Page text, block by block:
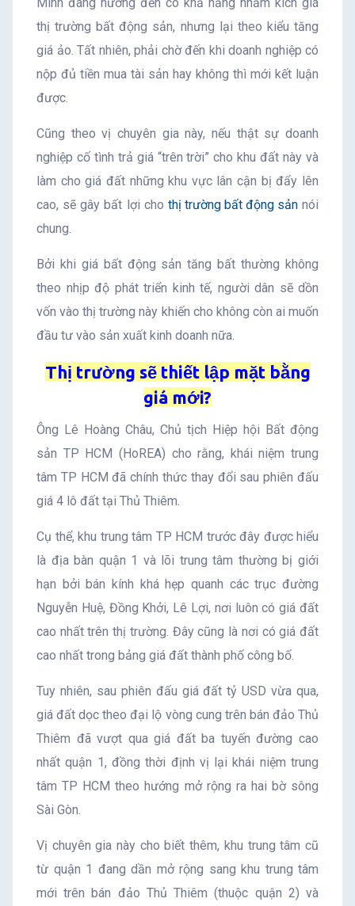
Minh đang hướng đến có khả năng nhằm kích giá
thị trường bất động sản, nhưng lại theo kiểu tăng
giá ảo. Tất nhiên, phải chờ đến khi doanh nghiệp có
nộp đủ tiền mua tài sản hay không thì mới kết luận
được.
Cũng theo vị chuyên gia này, nếu thật sự doanh
nghiệp cố tình trả giá “trên trời” cho khu đất này và
làm cho giá đất những khu vực lân cận bị đẩy lên
cao, sẽ gây bất lợi cho thị trường bất động sảnnói
chung.
Bởi khi giá bất động sản tăng bất thường không
theo nhịp độ phát triển kinh tế, người dân sẽ dồn
vốn vào thị trường này khiến cho không còn ai muốn
đầu tư vào sản xuất kinh doanh nữa.
Thị trường sẽ thiết lập mặt bằng
giá mới?
Ông Lê Hoàng Châu, Chủ tịch Hiệp hội Bất động
sản TP HCM (HoREA) cho rằng, khái niệm trung
tâm TP HCM đã chính thức thay đổi sau phiên đấu
giá 4 lô đất tại Thủ Thiêm.
Cụ thể, khu trung tâm TP HCM trước đây được hiểu
là địa bàn quận 1 và lõi trung tâm thường bị giới
hạn bởi bán kính khá hẹp quanh các trục đường
Nguyễn Huệ, Đồng Khởi, Lê Lợi, nơi luôn có giá đất
cao nhất trên thị trường. Đây cũng là nơi có giá đất
cao nhất trong bảng giá đất thành phố công bố.
Tuy nhiên, sau phiên đấu giá đất tỷ USD vừa qua,
giá đất dọc theo đại lộ vòng cung trên bán đảo Thủ
Thiêm đã vượt qua giá đất ba tuyến đường cao
nhất quận 1, đồng thời định vị lại khái niệm trung
tâm TP HCM theo hướng mở rộng ra hai bờ sông
Sài Gòn.
Vị chuyên gia này cho biết thêm, khu trung tâm cũ
từ quận 1 đang dần mở rộng sang khu trung tâm
mới trên bán đảo Thủ Thiêm (thuộc quận 2) và